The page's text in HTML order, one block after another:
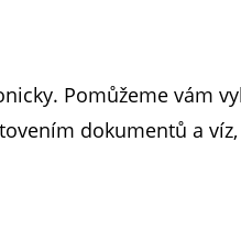
Pomůžeme vám
dokumentů a